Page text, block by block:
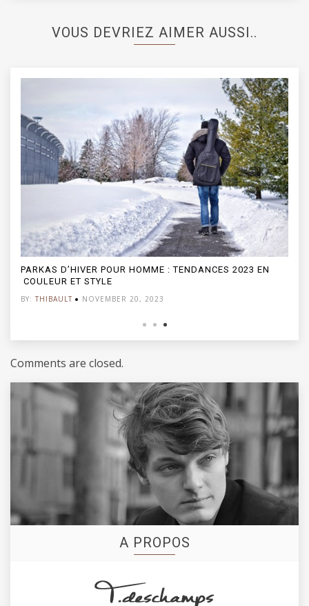
VOUS DEVRIEZ AIMER AUSSI..
PARKAS D’HIVER POUR HOMME : TENDANCES 2023 EN
COULEUR ET STYLE
BY: THIBAULT NOVEMBER 20, 2023
Comments are closed.
A PROPOS